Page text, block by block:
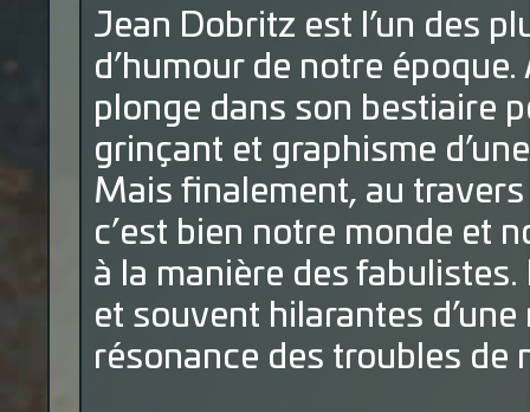
Jean Dobritz est l’un des
d’humour de notre
plonge dans son bestiaire
grinçant et graphisme
Mais finalement, au
c’est bien notre monde et
à la manière des
et souvent hilarantes
résonance des troubles de